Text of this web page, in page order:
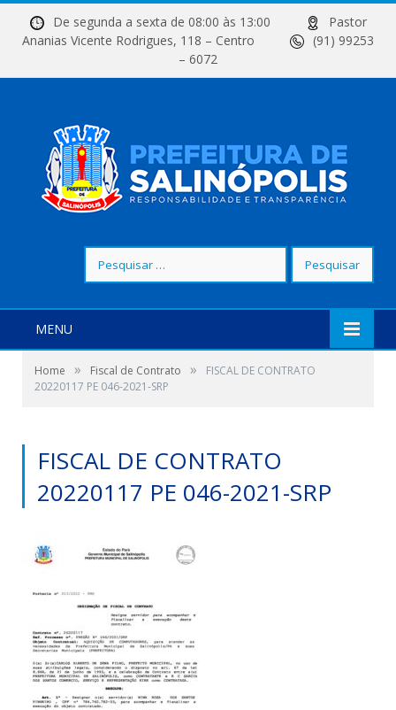
De segunda a sexta de 08:00 às 13:00
Pastor
Ananias Vicente Rodrigues, 118 – Centro
(91) 99253
– 6072
por:
MENU
Home » Fiscal de Contrato »
FISCAL DE CONTRATO
20220117 PE 046-2021-SRP
FISCAL DE CONTRATO
20220117 PE 046-2021-SRP